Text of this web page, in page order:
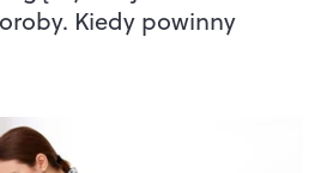
Kiedy powinny